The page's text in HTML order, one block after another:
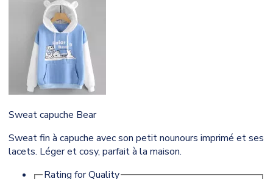
Sweat capuche Bear
Sweat fin à capuche avec son petit nounours imprimé et ses
lacets. Léger et cosy, parfait à la maison.
Rating forQuality